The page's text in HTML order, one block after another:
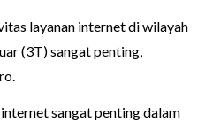
layanan internet di wilayah
(3T) sangat penting,
sangat penting dalam